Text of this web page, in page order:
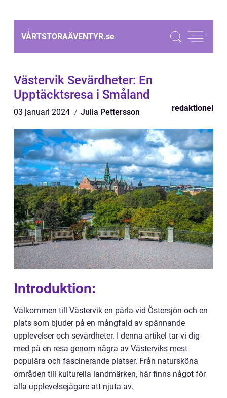
VÅRTSTORAÄVENTYR.se
Västervik Sevärdheter: En
Upptäcktsresa i Småland
03 januari 2024 Julia Pettersson redaktionel
Introduktion:
Välkommen till Västervik en pärla vid Östersjön och en
plats som bjuder på en mångfald av spännande
upplevelser och sevärdheter. I denna artikel tar vi dig
med på en resa genom några av Västerviks mest
populära och fascinerande platser. Från natursköna
områden till kulturella landmärken, här finns något för
alla upplevelsejägare att njuta av.